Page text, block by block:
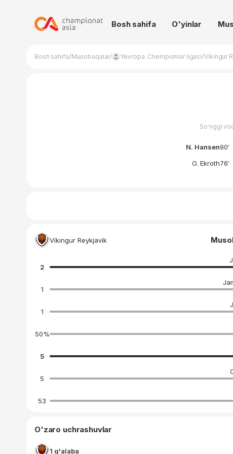
Bosh sahifa O'yinlar
Bosh sahifa/Musobaqalar/ Yevropa. Chempionlar ligasi/Víkingur
So'nggi
N. Hansen90′
O. Ekroth76′
Víkingur Reykjavík
2
1
1
50%
5
5
53
O'zaro uchrashuvlar
1 g'alaba